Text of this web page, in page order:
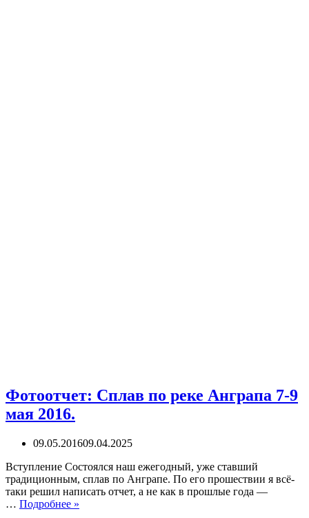
Фотоотчет: Сплав по реке Анграпа 7-9
мая 2016.
09.05.201609.04.2025
Вступление Состоялся наш ежегодный, уже ставший
традиционным, сплав по Анграпе. По его прошествии я всё-
таки решил написать отчет, а не как в прошлые года —
… Подробнее »